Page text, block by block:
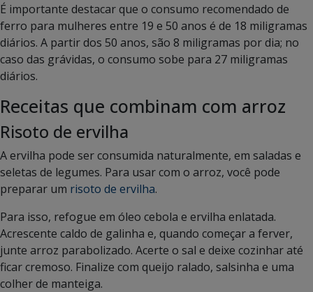
É importante destacar que o consumo recomendado de
ferro para mulheres entre 19 e 50 anos é de 18 miligramas
diários. A partir dos 50 anos, são 8 miligramas por dia; no
caso das grávidas, o consumo sobe para 27 miligramas
diários.
Receitas que combinam com arroz
Risoto de ervilha
A ervilha pode ser consumida naturalmente, em saladas e
seletas de legumes. Para usar com o arroz, você pode
preparar um risoto de ervilha.
Para isso, refogue em óleo cebola e ervilha enlatada.
Acrescente caldo de galinha e, quando começar a ferver,
junte arroz parabolizado. Acerte o sal e deixe cozinhar até
ficar cremoso. Finalize com queijo ralado, salsinha e uma
colher de manteiga.